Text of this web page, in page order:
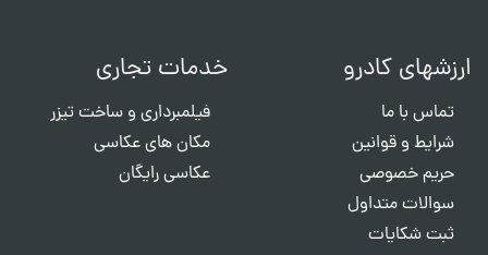
ارزشهای کادرو
تماس با ما
شرایط و قوانین
حریم خصوصی
سوالات متداول
ثبت شکایات
خدمات تجاری
فیلمبرداری و ساخت تیزر
مکان های عکاسی
عکاسی رایگان